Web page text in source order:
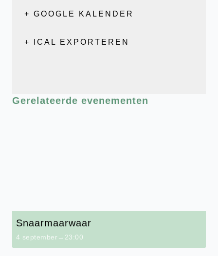
+ GOOGLE KALENDER
+ ICAL EXPORTEREN
Gerelateerde evenementen
Snaarmaarwaar
4 september→23:00